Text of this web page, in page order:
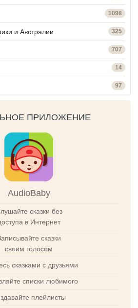
1098
и Австралии 325
707
14
97
ПРИЛОЖЕНИЕ
AudioBaby
сказки без
в Интернет
сказки
своим голосом
сказками с друзьями
списки любимого
плейлисты